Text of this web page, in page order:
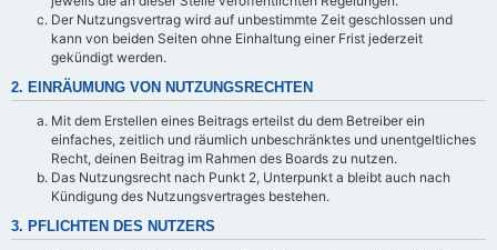
Der Nutzungsvertrag wird auf unbestimmte Zeit geschlossen und
kann von beiden Seiten ohne Einhaltung einer Frist jederzeit
gekündigt werden.
2. EINRÄUMUNG VON NUTZUNGSRECHTEN
Mit dem Erstellen eines Beitrags erteilst du dem Betreiber ein
einfaches, zeitlich und räumlich unbeschränktes und unentgeltliches
Recht, deinen Beitrag im Rahmen des Boards zu nutzen.
Das Nutzungsrecht nach Punkt 2, Unterpunkt a bleibt auch nach
Kündigung des Nutzungsvertrages bestehen.
3. PFLICHTEN DES NUTZERS